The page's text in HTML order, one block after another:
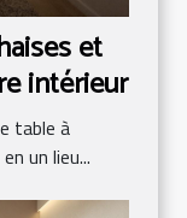
et
intérieur
table à
un lieu...